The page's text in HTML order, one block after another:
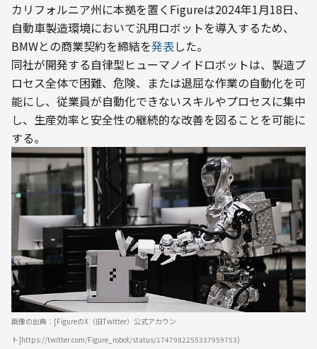
カリフォルニア州に本拠を置くFigureは2024年1月18日、
自動車製造環境において汎用ロボットを導入するため、
BMWとの商業契約を締結を発表した。
同社が開発する自律型ヒューマノイドロボットは、製造プ
ロセス全体で困難、危険、または退屈な作業の自動化を可
能にし、従業員が自動化できないスキルやプロセスに集中
し、生産効率と安全性の継続的な改善を図ることを可能に
する。
画像の出典：[FigureのX（旧Twitter）公式アカウン
ト]https://twitter.com/Figure_robot/status/1747982255337959753)